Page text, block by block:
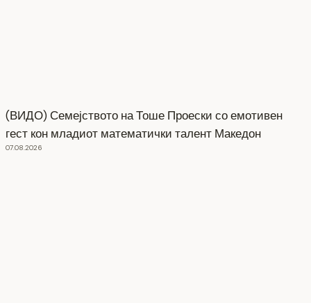
(ВИДО) Семејството на Тоше Проески со емотивен
гест кон младиот математички талент Македон
07.08.2026